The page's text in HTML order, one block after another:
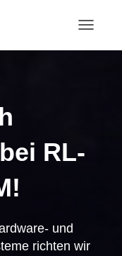
RL-
und
richten wir